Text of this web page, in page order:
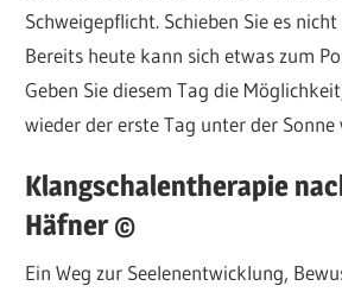
Schweigepflicht. Schieben Sie es
Bereits heute kann sich etwas zum
Geben Sie diesem Tag die
wieder der erste Tag unter der Sonne
Klangschalentherapie
Häfner ©
Ein Weg zur Seelenentwicklung,